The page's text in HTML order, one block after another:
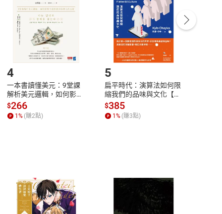
貨。
號，下載書籍後看書
4
一本書讀懂美元：9堂課
解析美元邏輯，如何影響
全球經濟和每個人的投資
【電子書】
$266
1% (賺2點)
5
扁平時代：演算法如何限
縮我們的品味與文化【電
子書】
$385
1% (賺3點)